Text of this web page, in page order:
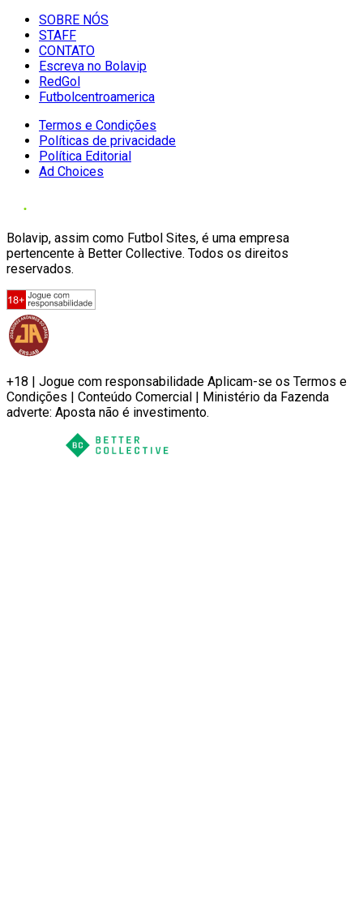
SOBRE NÓS
STAFF
CONTATO
Escreva no Bolavip
RedGol
Futbolcentroamerica
Termos e Condições
Políticas de privacidade
Política Editorial
Ad Choices
Bolavip, assim como Futbol Sites, é uma empresa
pertencente à Better Collective. Todos os direitos
reservados.
+18 | Jogue com responsabilidade Aplicam-se os Termos e
Condições | Conteúdo Comercial | Ministério da Fazenda
adverte: Aposta não é investimento.